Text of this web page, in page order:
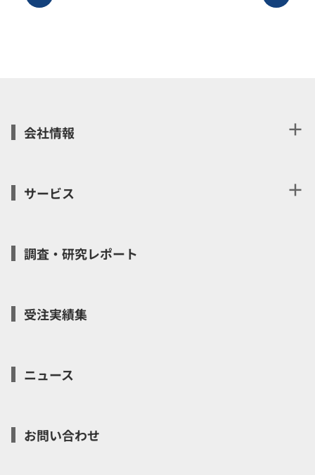
会社情報 ＋
サービス ＋
調査・研究レポート
受注実績集
ニュース
お問い合わせ